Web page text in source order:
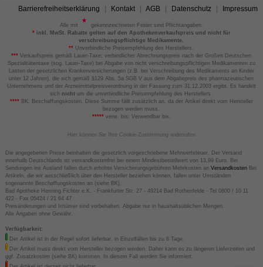
Barrierefreiheitserklärung Kontakt AGB Datenschutz Impressum
Alle mit
gekennzeichneten Felder sind Pflichtangaben.
*inkl. MwSt. Rabatte gelten auf den Apothekenverkaufspreis und nicht für
verschreibungspflichtige Medikamente.
** Unverbindliche Preisempfehlung des Herstellers.
*** Verkaufspreis gemäß Lauer-Taxe; verbindlicher Abrechnungspreis nach der Großen Deutschen
Spezialitätentaxe (sog. Lauer-Taxe) bei Abgabe von nicht verschreibungspflichtigen Medikamenten zu
Lasten der gesetzlichen Krankenversicherungen (z.B. bei Verschreibung des Medikaments an Kinder
unter 12 Jahren), die sich gemäß §129 Abs. 5a SGB V aus dem Abgabepreis des pharmazeutischen
Unternehmens und der Arzneimittelpreisverordnung in der Fassung zum 31.12.2003 ergibt. Es handelt
sich nicht um die unverbindliche Preisempfehlung des Herstellers.
****BK: Beschaffungskosten. Diese Summe fällt zusätzlich an, da der Artikel direkt vom Hersteller
bezogen werden muss.
*****verw. bis: Verwendbar bis.
Hier können Sie Ihre Cookie-Zustimmung widerrufen
Die angegebenen Preise beinhalten die gesetzlich vorgeschriebene Mehrwertsteuer. Der Versand
innerhalb Deutschlands ist versandkostenfrei bei einem Mindestbestellwert von 13,99 Euro. Bei
Sendungen ins Ausland fallen durch erhöhte Versicherungsgebühren Mehrkosten an VersandkostenBei
Artikeln, die wir ausschließlich über den Hersteller beziehen können, fallen unter Umständen
sogenannte Beschaffungskosten an (siehe BK).
Bad Apotheke Henning Fichter e.K. - Frankfurter Str. 27 - 49214 Bad Rothenfelde - Tel 0800 / 10 11
422 - Fax 05424 / 21 64 47
Preisänderungen und Irrtümer sind vorbehalten. Abgabe nur in haushaltsüblichen Mengen.
Alle Angaben ohne Gewähr.
Verfügbarkeit:
Der Artikel ist in der Regel sofort lieferbar, in Einzelfällen bis zu 6 Tage.
Der Artikel muss direkt vom Hersteller bezogen werden. Daher kann es zu längeren Lieferzeiten und
ggf. Zusatzkosten (siehe BK) kommen. In diesem Fall werden Sie informiert.